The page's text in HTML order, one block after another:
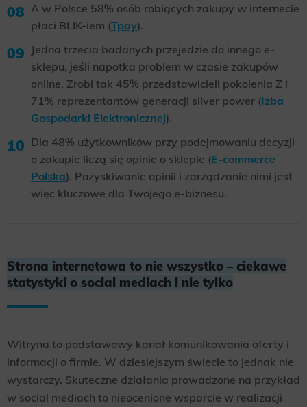
A w Polsce 58% osób robiących zakupy w internecie
płaci BLIK-iem (Tpay).
Jedna trzecia badanych przejedzie do innego e-
sklepu, jeśli napotka problem w czasie zakupów
online. Zrobi tak 45% przedstawicieli pokolenia Z i
71% reprezentantów generacji silver power (Izba
Gospodarki Elektronicznej).
Dla 48% użytkowników przy podejmowaniu decyzji
o zakupie liczą się opinie o sklepie (E-commerce
Polska). Pozyskiwanie opinii i zarządzanie nimi jest
więc kluczowe dla Twojego e-biznesu.
Strona internetowa to nie wszystko – ciekawe
statystyki o social mediach i nie tylko
Witryna to podstawowy kanał komunikowania oferty i
informacji o firmie. W dziesiejszym świecie to jednak nie
wystarczy. Skuteczne działania prowadzone na przykład
w social mediach to nieocenione wsparcie w realizacji